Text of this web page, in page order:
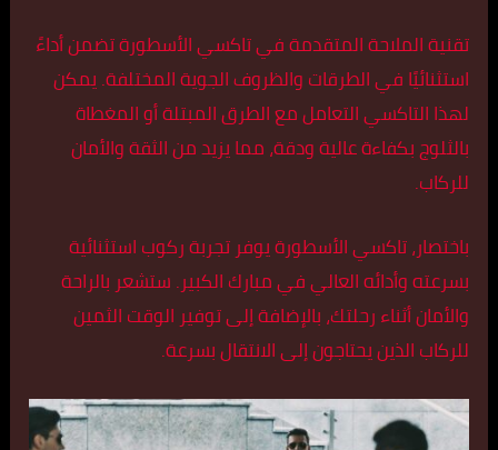
تقنية الملاحة المتقدمة في تاكسي الأسطورة تضمن أداءً
استثنائيًا في الطرقات والظروف الجوية المختلفة. يمكن
لهذا التاكسي التعامل مع الطرق المبتلة أو المغطاة
بالثلوج بكفاءة عالية ودقة، مما يزيد من الثقة والأمان
للركاب.
باختصار، تاكسي الأسطورة يوفر تجربة ركوب استثنائية
بسرعته وأدائه العالي في مبارك الكبير. ستشعر بالراحة
والأمان أثناء رحلتك، بالإضافة إلى توفير الوقت الثمين
للركاب الذين يحتاجون إلى الانتقال بسرعة.